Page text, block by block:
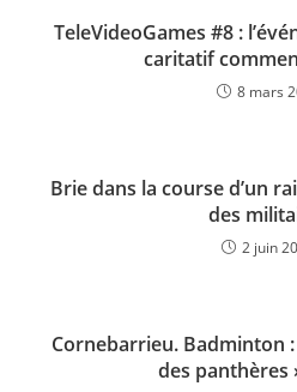
TeleVideoGames #8 :
caritatif
8 mars
Brie dans la course d’un
des
2 juin
Cornebarrieu. Badminton
des panthères